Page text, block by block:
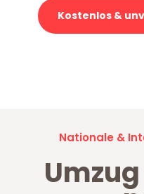
Kostenlos &
Nationale &